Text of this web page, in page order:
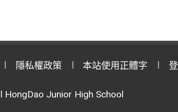
隱私權政策 本站使用正體字
Junior High School